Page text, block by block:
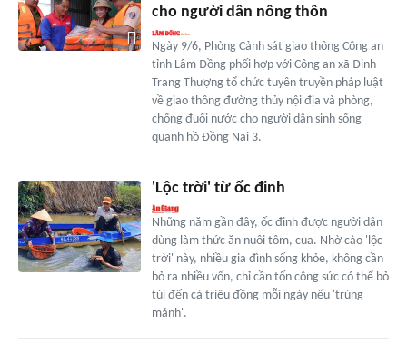
cho người dân nông thôn
Ngày 9/6, Phòng Cảnh sát giao thông Công an
tỉnh Lâm Đồng phối hợp với Công an xã Đinh
Trang Thượng tổ chức tuyên truyền pháp luật
về giao thông đường thủy nội địa và phòng,
chống đuối nước cho người dân sinh sống
quanh hồ Đồng Nai 3.
'Lộc trời' từ ốc đinh
Những năm gần đây, ốc đinh được người dân
dùng làm thức ăn nuôi tôm, cua. Nhờ cào 'lộc
trời' này, nhiều gia đình sống khỏe, không cần
bỏ ra nhiều vốn, chỉ cần tốn công sức có thể bỏ
túi đến cả triệu đồng mỗi ngày nếu 'trúng
mánh'.